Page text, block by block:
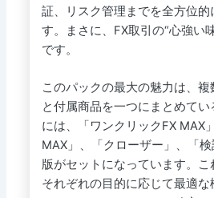
証、リスク管理までを全方位的
す。まさに、FX取引の“心強い
です。
このパックの最大の魅力は、
と付属商品を一つにまとめて
には、「ワンクリックFX MAX
MAX」、「クローザー」、「
版がセットになっています。こ
それぞれの目的に応じて最適